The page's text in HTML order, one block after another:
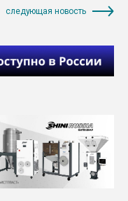
следующая новость